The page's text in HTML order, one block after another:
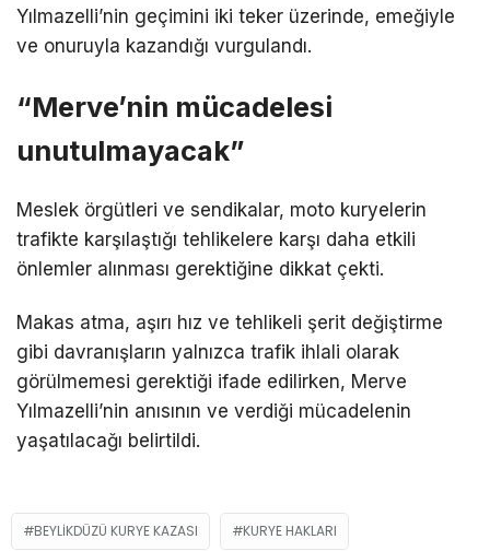
Yılmazelli’nin geçimini iki teker üzerinde, emeğiyle
ve onuruyla kazandığı vurgulandı.
“Merve’nin mücadelesi
unutulmayacak”
Meslek örgütleri ve sendikalar, moto kuryelerin
trafikte karşılaştığı tehlikelere karşı daha etkili
önlemler alınması gerektiğine dikkat çekti.
Makas atma, aşırı hız ve tehlikeli şerit değiştirme
gibi davranışların yalnızca trafik ihlali olarak
görülmemesi gerektiği ifade edilirken, Merve
Yılmazelli’nin anısının ve verdiği mücadelenin
yaşatılacağı belirtildi.
BEYLIKDÜZÜ KURYE KAZASI KURYE HAKLARI